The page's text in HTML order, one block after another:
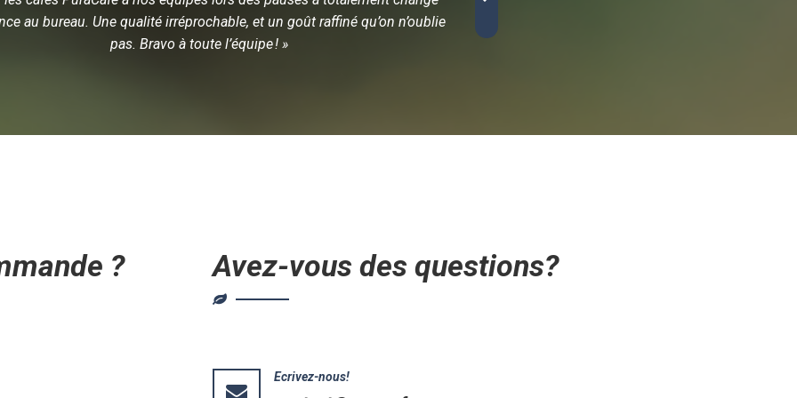
au bureau. Une qualité irréprochable, et un goût raffiné qu’on n’oublie
pas. Bravo à toute l’équipe ! »
? Avez-vous des questions?
Ecrivez-nous!